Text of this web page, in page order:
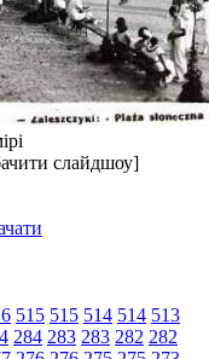
слайдшоу]
515 515 514 514 513
284 283 283 282 282